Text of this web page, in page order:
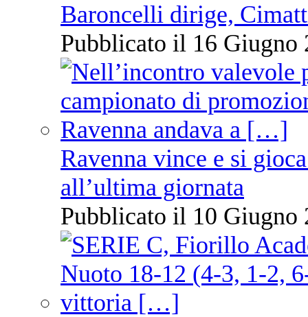
Baroncelli dirige,
Pubblicato il 16 Giugno
Ravenna vince e si
all’ultima giornata
Pubblicato il 10 Giugno